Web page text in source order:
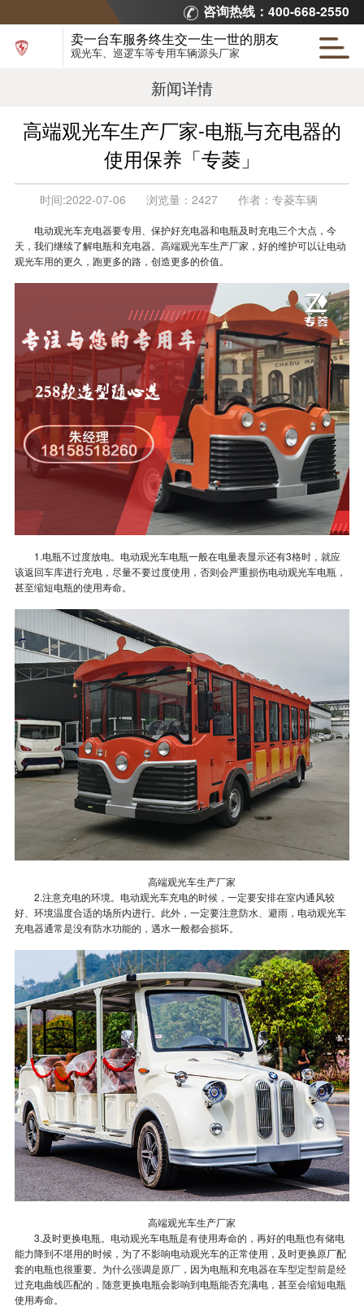
咨询热线：400-668-2550
卖一台车服务终生交一生一世的朋友
观光车、巡逻车等专用车辆源头厂家
新闻详情
高端观光车生产厂家-电瓶与充电器的
使用保养「专菱」
时间:2022-07-06 浏览量： 2427 作者： 专菱车辆
电动观光车充电器要专用、保护好充电器和电瓶及时充电三个大点，今
天，我们继续了解电瓶和充电器。高端观光车生产厂家，好的维护可以让电动
观光车用的更久，跑更多的路，创造更多的价值。
1.电瓶不过度放电。电动观光车电瓶一般在电量表显示还有3格时，就应
该返回车库进行充电，尽量不要过度使用，否则会严重损伤电动观光车电瓶，
甚至缩短电瓶的使用寿命。
高端观光车生产厂家
2.注意充电的环境。电动观光车充电的时候，一定要安排在室内通风较
好、环境温度合适的场所内进行。此外，一定要注意防水、避雨，电动观光车
充电器通常是没有防水功能的，遇水一般都会损坏。
高端观光车生产厂家
3.及时更换电瓶。电动观光车电瓶是有使用寿命的，再好的电瓶也有储电
能力降到不堪用的时候，为了不影响电动观光车的正常使用，及时更换原厂配
套的电瓶也很重要。为什么强调是原厂，因为电瓶和充电器在车型定型前是经
过充电曲线匹配的，随意更换电瓶会影响到电瓶能否充满电，甚至会缩短电瓶
使用寿命。